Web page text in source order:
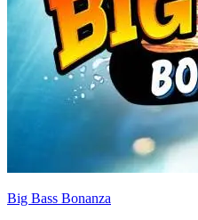
Big Bass Bonanza